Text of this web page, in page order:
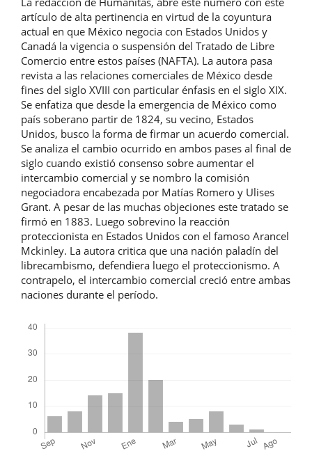
artículo de alta pertinencia en virtud de la coyuntura
actual en que México negocia con Estados Unidos y
Canadá la vigencia o suspensión del Tratado de Libre
Comercio entre estos países (NAFTA). La autora pasa
revista a las relaciones comerciales de México desde
fines del siglo XVIII con particular énfasis en el siglo XIX.
Se enfatiza que desde la emergencia de México como
país soberano partir de 1824, su vecino, Estados
Unidos, busco la forma de firmar un acuerdo comercial.
Se analiza el cambio ocurrido en ambos pases al final de
siglo cuando existió consenso sobre aumentar el
intercambio comercial y se nombro la comisión
negociadora encabezada por Matías Romero y Ulises
Grant. A pesar de las muchas objeciones este tratado se
firmó en 1883. Luego sobrevino la reacción
proteccionista en Estados Unidos con el famoso Arancel
Mckinley. La autora critica que una nación paladín del
librecambismo, defendiera luego el proteccionismo. A
contrapelo, el intercambio comercial creció entre ambas
naciones durante el período.